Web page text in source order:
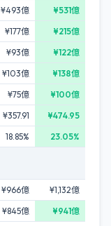
¥493億
¥531億
¥177億
¥215億
¥93億
¥122億
¥103億
¥138億
¥75億
¥100億
¥357.91
¥474.95
18.85% 23.05%
¥966億
¥1,132億
¥845億
¥941億